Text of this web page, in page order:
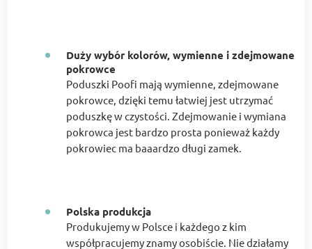
Duży wybór kolorów, wymienne i zdejmowane
pokrowce
Poduszki Poofi mają wymienne, zdejmowane
pokrowce, dzięki temu łatwiej jest utrzymać
poduszkę w czystości. Zdejmowanie i wymiana
pokrowca jest bardzo prosta ponieważ każdy
pokrowiec ma baaardzo długi zamek.
Polska produkcja
Produkujemy w Polsce i każdego z kim
współpracujemy znamy osobiście. Nie działamy